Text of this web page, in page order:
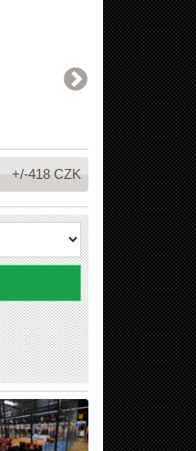
+/-418 CZK